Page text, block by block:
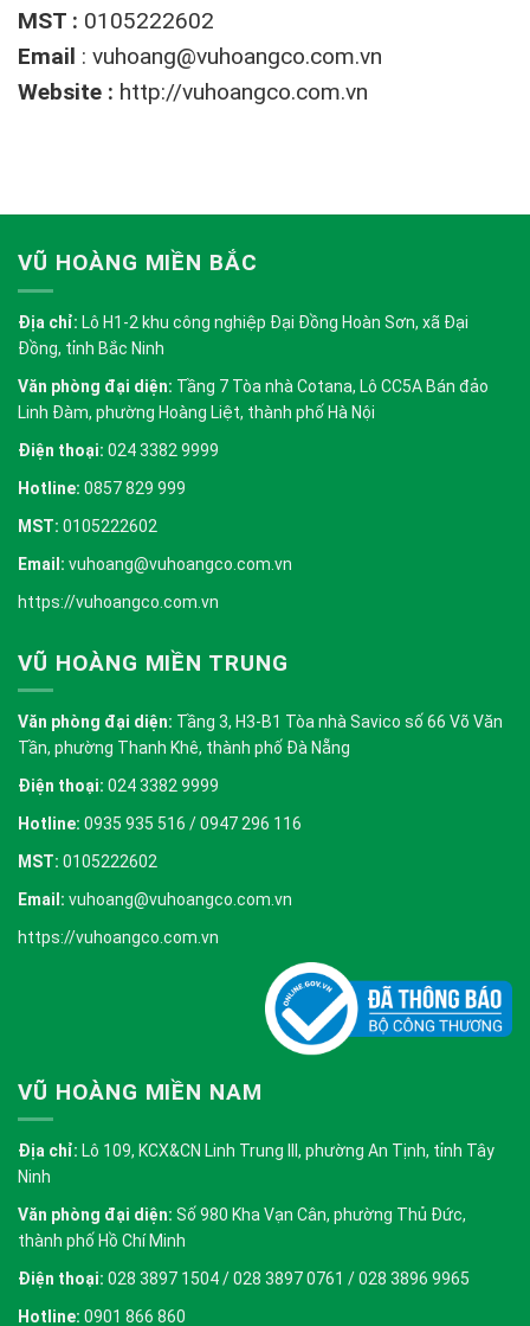
MST : 0105222602
Email : vuhoang@vuhoangco.com.vn
Website : http://vuhoangco.com.vn
VŨ HOÀNG MIỀN BẮC
Địa chỉ: Lô H1-2 khu công nghiệp Đại Đồng Hoàn Sơn, xã Đại
Đồng, tỉnh Bắc Ninh
Văn phòng đại diện: Tầng 7 Tòa nhà Cotana, Lô CC5A Bán đảo
Linh Đàm, phường Hoàng Liệt, thành phố Hà Nội
Điện thoại: 024 3382 9999
Hotline: 0857 829 999
MST: 0105222602
Email: vuhoang@vuhoangco.com.vn
https://vuhoangco.com.vn
VŨ HOÀNG MIỀN TRUNG
Văn phòng đại diện: Tầng 3, H3-B1 Tòa nhà Savico số 66 Võ Văn
Tần, phường Thanh Khê, thành phố Đà Nẵng
Điện thoại: 024 3382 9999
Hotline: 0935 935 516 / 0947 296 116
MST: 0105222602
Email: vuhoang@vuhoangco.com.vn
https://vuhoangco.com.vn
VŨ HOÀNG MIỀN NAM
Địa chỉ: Lô 109, KCX&CN Linh Trung III, phường An Tịnh, tỉnh Tây
Ninh
Văn phòng đại diện: Số 980 Kha Vạn Cân, phường Thủ Đức,
thành phố Hồ Chí Minh
Điện thoại: 028 3897 1504 / 028 3897 0761 / 028 3896 9965
Hotline: 0901 866 860